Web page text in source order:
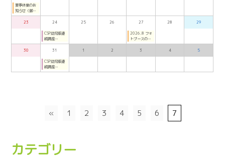
わ）
夏季休業のお
知らせ（御
坊）
23
24 25 26 27 28 29
CSP幼児版連
続講座
（2026年7月
～8月月曜夜：
2026.8 フォ
トブースのご
案内（ごぼ
30 31 1 2 3 4 5
CSP幼児版連
続講座
（2026年7月
« 1 2 3 4 5 6 7
カテゴリー